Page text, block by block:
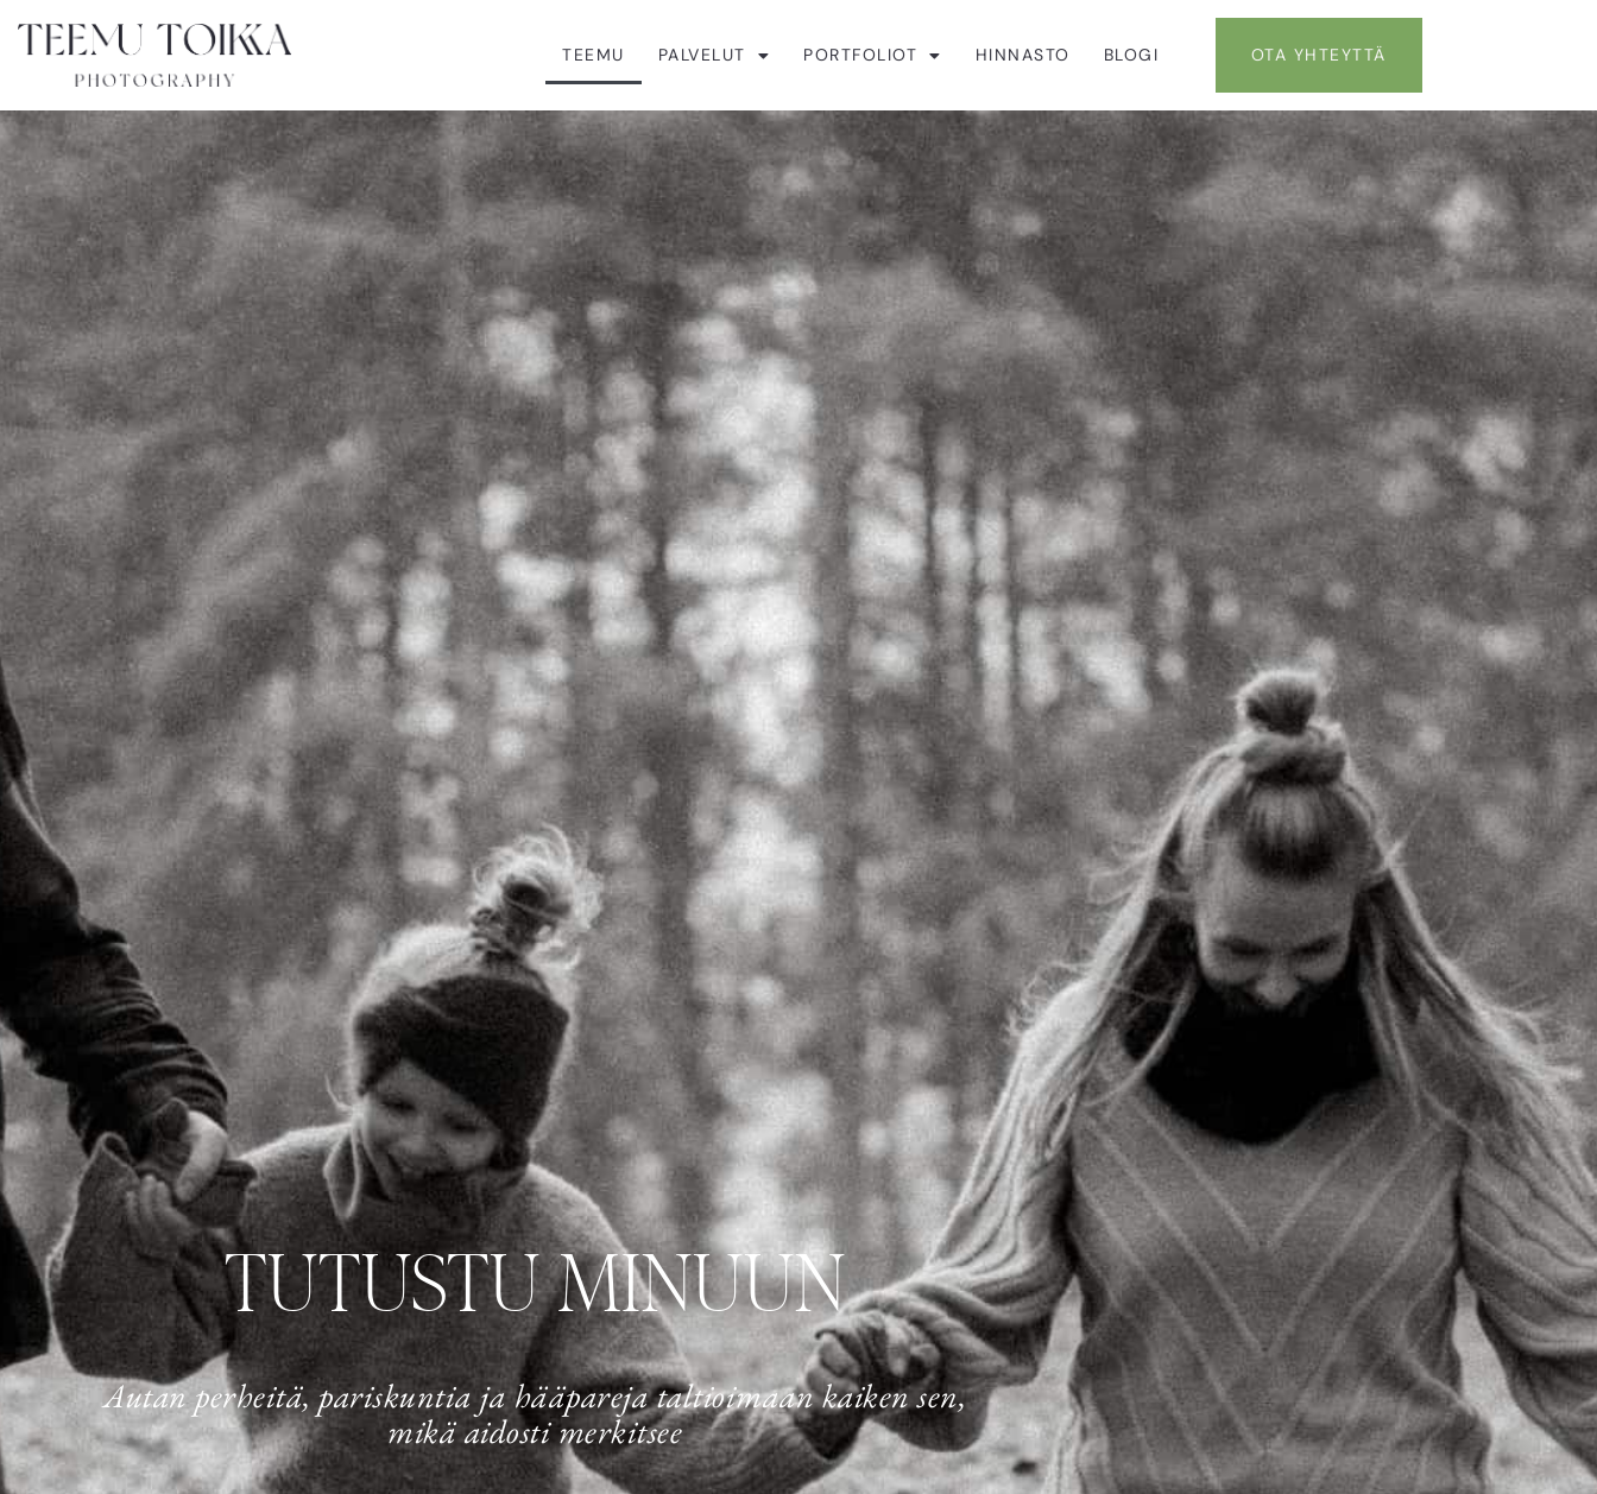
TEEMU PALVELUT PORTFOLIOT HINNASTO BLOGI OTA YHTEYTTÄ
TUTUSTU MINUUN
Autan perheitä, pariskuntia ja hääpareja taltioimaan kaiken sen,
mikä aidosti merkitsee